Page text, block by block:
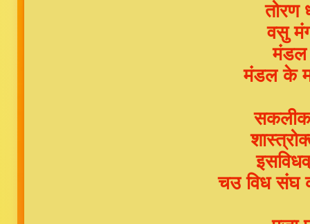
तोरण
वसु
मंडल
मंडल के
चउ विध संघ